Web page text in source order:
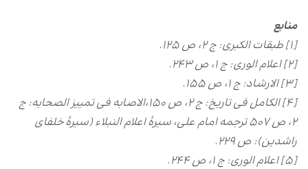
منابع
[1] طبقات الکبرى: ج ۲، ص ۱۲۵.
[2]
اعلام الورى: ج ۱، ص ۲۴۳.
[3]
الارشاد: ج ۱، ص ۱۵۵.
[4]
الکامل فی تاریخ: ج ۲، ص ۱۵۰،الاصابه فی تمییز الصحابه: ج
۲، ص ۵۰۷ ترجمه امام علی، سیرۀ اعلام النبلاء (سیرۀ خلفای
راشدین): ص ۲۲۹.
[5]
اعلام الورى: ج ۱، ص ۲۴۴.